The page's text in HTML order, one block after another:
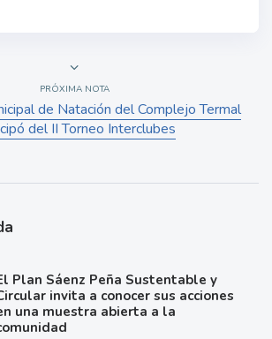
PRÓXIMA NOTA
de Natación del Complejo Termal
del II Torneo Interclubes
Plan Sáenz Peña Sustentable y
invita a conocer sus acciones
una muestra abierta a la